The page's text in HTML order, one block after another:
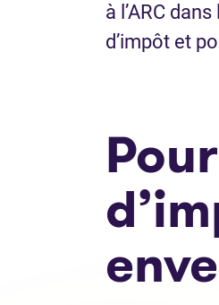
à l’ARC
d’impôt et